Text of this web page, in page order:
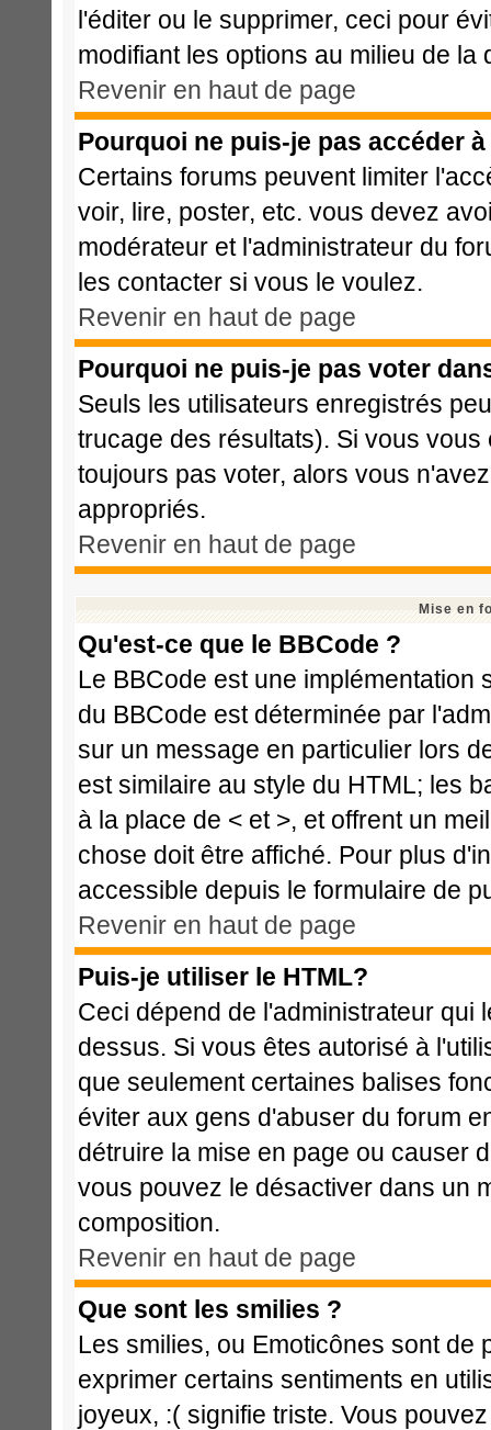
l'éditer ou le supprimer, ceci pour
modifiant les options au milieu de la
Revenir en haut de page
Pourquoi ne puis-je pas accéder
Certains forums peuvent limiter
voir, lire, poster, etc. vous devez
modérateur et l'administrateur du
les contacter si vous le voulez.
Revenir en haut de page
Pourquoi ne puis-je pas voter
Seuls les utilisateurs enregistrés
trucage des résultats). Si vous
toujours pas voter, alors vous
appropriés.
Revenir en haut de page
Mise en
Qu'est-ce que le BBCode ?
Le BBCode est une implémentation
du BBCode est déterminée par
sur un message en particulier lors
est similaire au style du HTML; les
à la place de < et >, et offrent un
chose doit être affiché. Pour plus
accessible depuis le formulaire de
Revenir en haut de page
Puis-je utiliser le HTML?
Ceci dépend de l'administrateur qui
dessus. Si vous êtes autorisé à
que seulement certaines balises
éviter aux gens d'abuser du forum
détruire la mise en page ou causer
vous pouvez le désactiver dans un
composition.
Revenir en haut de page
Que sont les smilies ?
Les smilies, ou Emoticônes sont de
exprimer certains sentiments en
joyeux, :( signifie triste. Vous